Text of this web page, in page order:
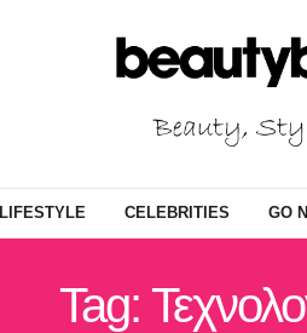
LIFESTYLE CELEBRITIES GO
Tag: